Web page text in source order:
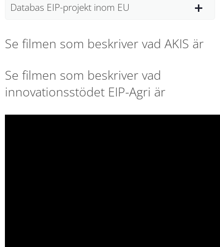
Databas EIP-projekt inom EU
Se filmen som beskriver vad AKIS är
Se filmen som beskriver vad
innovationsstödet EIP-Agri är